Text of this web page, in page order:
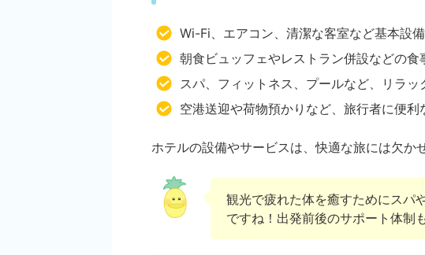
Wi-Fi、エアコン、清潔な客室など基本設
朝食ビュッフェやレストラン併設などの食
スパ、フィットネス、プールなど、リラ
空港送迎や荷物預かりなど、旅行者に便
ホテルの設備やサービスは、快適な旅には欠か
観光で疲れた体を癒すためにスパ
ですね！出発前後のサポート体制